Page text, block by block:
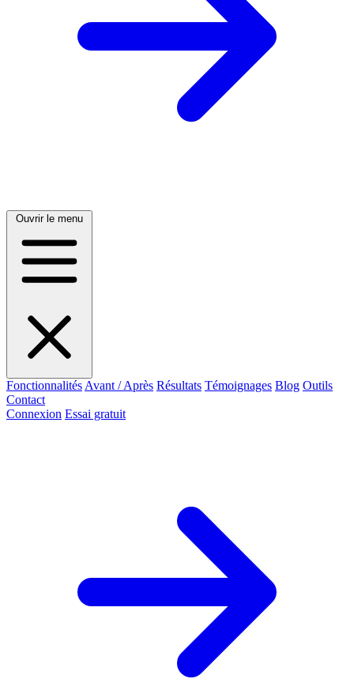
Ouvrir le menu
Fonctionnalités Avant / Après Résultats Témoignages Blog Outils
Contact
Connexion Essai gratuit